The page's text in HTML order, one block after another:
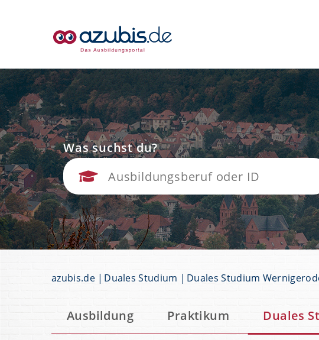
Was suchst du?
azubis.de Duales Studium Duales Studium
Ausbildung Praktikum Duales